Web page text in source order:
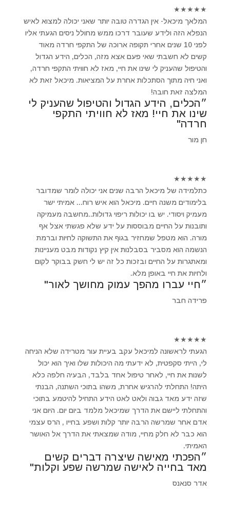
★
★
★
★
★
המלאך מיכאל- אין הגדרה טובה יותר שאני יכולה למצוא לאיש
הנפלא הזה ולידע שעובר דרכו ממש מחולל ניסים הגעתי אליו
לפני 10 שנים אחרי תקופה ארוכה של התקפי חרדה מאוד
קשים לא חשבתי שאי פעם אצא מזה, הכלים, הידע הגדול
והטיפול שהעניק לי שינו את חיי, מאז לא חוויתי התקפי חרדה,
ואני חיה מתוך הסתכלות אחרת על המציאות. מיכאל זאת לא
המלצה זאת חובה!
״הכלים, הידע הגדול והטיפול שהעניק לי
שינו את חיי! מאז לא חוויתי התקפי
חרדה"
חן מור
★
★
★
★
★
כתלמידה של מיכאל הרבה שנים אני יכולה לומר שמדובר
בלימודים משנה חיים. מיכאל הוא איש רוח... אמיתי ישר
מעמיק ויסודי. יש בו יכולות ריפוי גדולות..מחשבה מעמיקה
ותובנות על החיים מבוססות על ידע שלא פגשתי אצל אף
מורה. הוא מטפל שמחזיר בגוף את התשוקה לחיות וברמת
הנשמה הוא מסביר בסבלנות אין קיץ נקודות מבט מעניינות
ומאתגרות על החיים ובזכות כל זה יש לי חשק בבוקר לקום
ולחיות את חיי באופן מלא.
״חיי עברו מהפך עמוק מחושך לאור"
פרידה חבר
★
★
★
★
★
הגעתי לראשונה למיכאל עקב בעיית עור מטרידה שלא הניחה
לי, הייתי סקפטית, לא ידעתי מה היכולות שלו ואיך הוא יכול
לשנות את חיי, לאחר טיפול אחד בלבד, הבעיה חלפה כלא
היתה! התחלתי להרגיש אחרת, משהו בתוכי השתנה, הבנתי
שזה ידע מאד גבוה ולאט לאט הידע התחיל להיטמע בתוכי
והתחלתי ליישם את הדרך שמיכאל מלמד ביום יום. היום אני
אדם אחר שמרשה הרבה יותר קלות ושפע בחייו , הרס עצמי
הוא כבר לא חלק מחיי, מודה שמצאתי את הדרך אל האושר
האמיתי.
״הפכתי מאישה שיצרה דברים קשים
מאד בחייה לאישה שמרשה שפע וקלות"
אדר סנאנס